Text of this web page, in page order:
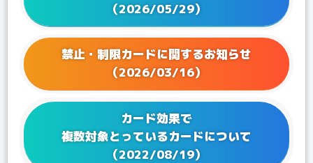
Q&Aを更新！
2024/02/16 Q&Aを更新！
2023/12/15 Q&Aを更新！
Q&Aを更新！
2023/11/17 Q&Aを更新！
2023/09/28 Q&Aを更新！
Q&Aを更新！
（2026/05/29）
禁止・制限カードに関するお知らせ
（2026/03/16）
カード効果で
複数対象とっているカードについて
（2022/08/19）